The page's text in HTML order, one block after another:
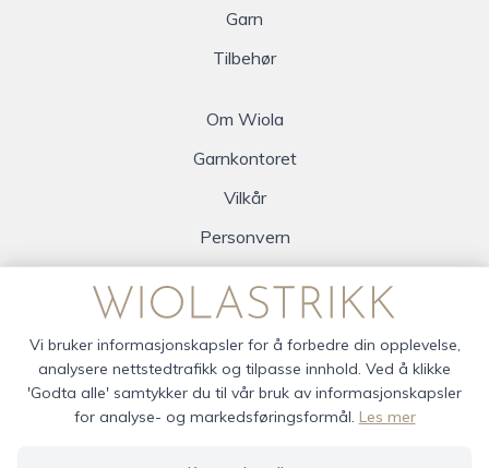
Garn
Tilbehør
Om Wiola
Garnkontoret
Vilkår
Personvern
Vi bruker informasjonskapsler for å forbedre din opplevelse,
analysere nettstedtrafikk og tilpasse innhold. Ved å klikke
'Godta alle' samtykker du til vår bruk av informasjonskapsler
for analyse- og markedsføringsformål. Les mer